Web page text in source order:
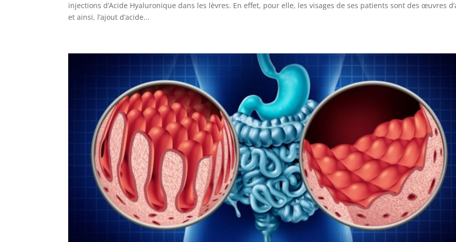
injections d’Acide Hyaluronique dans les lèvres. En effet, pour elle, les visages de ses patients sont des œuvres
et ainsi, l’ajout d’acide...